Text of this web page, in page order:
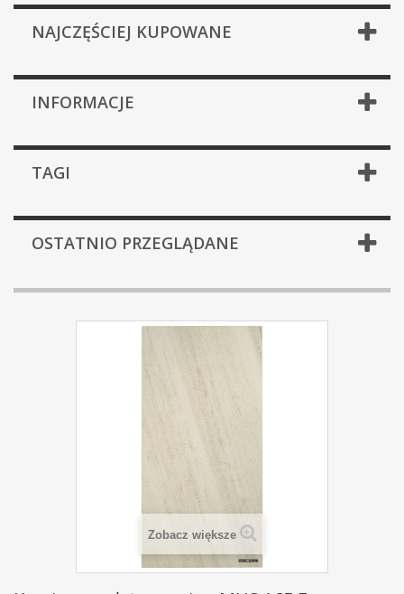
NAJCZĘŚCIEJ KUPOWANE
INFORMACJE
TAGI
OSTATNIO PRZEGLĄDANE
Zobacz większe